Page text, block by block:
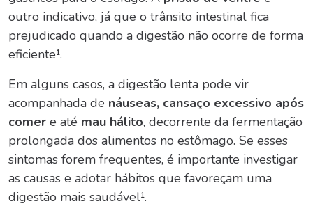
outro indicativo, já que o trânsito intestinal fica
prejudicado quando a digestão não ocorre de forma
eficiente¹.
Em alguns casos, a digestão lenta pode vir
acompanhada de náuseas, cansaço excessivo após
comer e até mau hálito, decorrente da fermentação
prolongada dos alimentos no estômago. Se esses
sintomas forem frequentes, é importante investigar
as causas e adotar hábitos que favoreçam uma
digestão mais saudável¹.